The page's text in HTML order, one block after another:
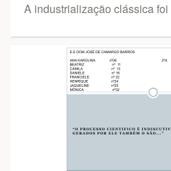
A industrialização clássica